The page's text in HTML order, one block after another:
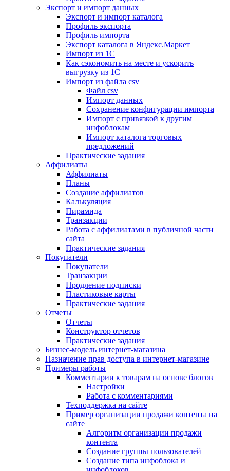
Экспорт и импорт данных
Экспорт и импорт каталога
Профиль экспорта
Профиль импорта
Экспорт каталога в Яндекс.Маркет
Импорт из 1С
Как сэкономить на месте и ускорить
выгрузку из 1С
Импорт из файла csv
Файл csv
Импорт данных
Сохранение конфигурации импорта
Импорт с привязкой к другим
инфоблокам
Импорт каталога торговых
предложений
Практические задания
Аффилиаты
Аффилиаты
Планы
Создание аффилиатов
Калькуляция
Пирамида
Транзакции
Работа с аффилиатами в публичной части
сайта
Практические задания
Покупатели
Покупатели
Транзакции
Продление подписки
Пластиковые карты
Практические задания
Отчеты
Отчеты
Конструктор отчетов
Практические задания
Бизнес-модель интернет-магазина
Назначение прав доступа в интернет-магазине
Примеры работы
Комментарии к товарам на основе блогов
Настройки
Работа с комментариями
Техподдержка на сайте
Пример организации продажи контента на
сайте
Алгоритм организации продажи
контента
Создание группы пользователей
Создание типа инфоблока и